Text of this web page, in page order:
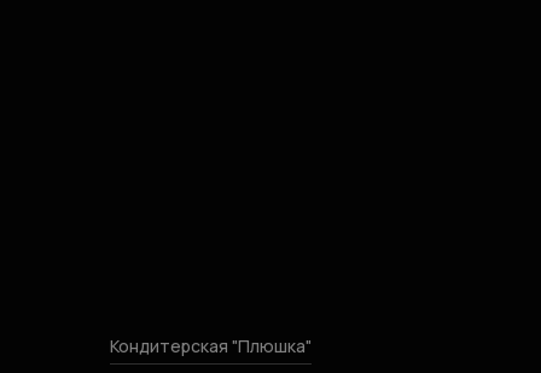
Кондитерская "Плюшка"